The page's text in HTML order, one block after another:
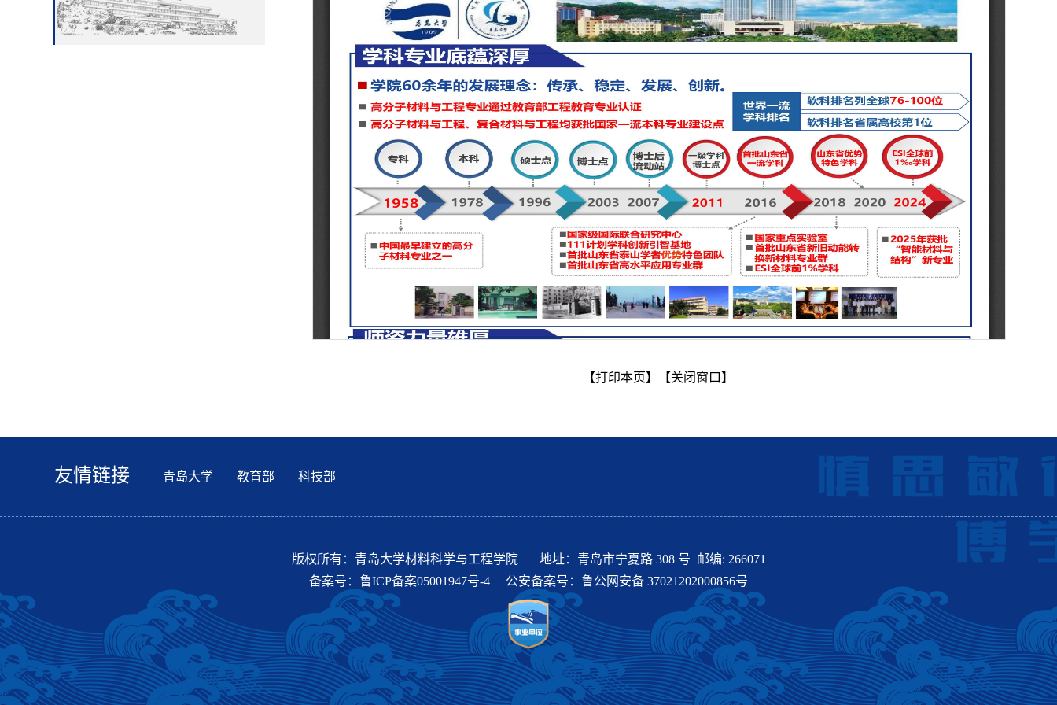
【打印本页】 【关闭窗口】
友情链接 青岛大学 教育部 科技部
版权所有：青岛大学材料科学与工程学院 | 地址：青岛市宁夏路 308 号 邮编: 266071
备案号： 鲁ICP备案05001947号-4 公安备案号： 鲁公网安备 37021202000856号